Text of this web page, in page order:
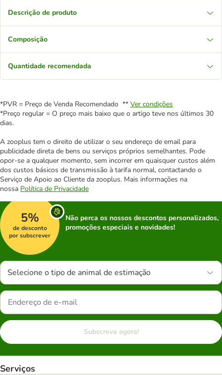
Descrição de produto
Composição
Quantidade recomendada
*PVR = Preço de Venda Recomendado ** Ver condições
*Preço regular = O preço mais baixo que o artigo teve nos últimos 30
dias.
A zooplus tem o direito de utilizar o seu endereço de email para
publicidade direta de bens ou serviços próprios semelhantes. Pode
opor-se a qualquer momento, sem incorrer em quaisquer custos além
dos custos básicos de transmissão à tarifa normal, contactando o
Serviço de Apoio ao Cliente da zooplus. Mais informações na
nossa Política de Privacidade
5%
de desconto
por subscrever
Não perca os nossos descontos personalizados,
promoções especiais e novidades!
Selecione o tipo de animal de estimação
Subscreva agora!
Serviços